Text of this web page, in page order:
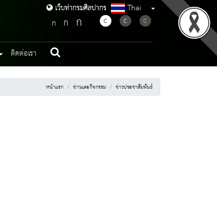
เว็บท่ากรมศิลปากร
เว็บท่ากรมศิลปากร Thai
ก ก ก C C C
ติดต่อเรา
หน้าแรก ข่าวและกิจกรรม ข่าวประชาสัมพันธ์